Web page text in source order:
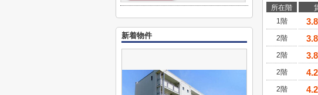
所在階
1階
3.8
2階
3.8
2階
3.8
2階
4.2
2階
4.2
新着物件